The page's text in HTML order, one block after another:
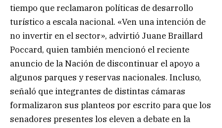
tiempo que reclamaron políticas de desarrollo
turístico a escala nacional. «Ven una intención de
no invertir en el sector», advirtió Juane Braillard
Poccard, quien también mencionó el reciente
anuncio de la Nación de discontinuar el apoyo a
algunos parques y reservas nacionales. Incluso,
señaló que integrantes de distintas cámaras
formalizaron sus planteos por escrito para que los
senadores presentes los eleven a debate en la